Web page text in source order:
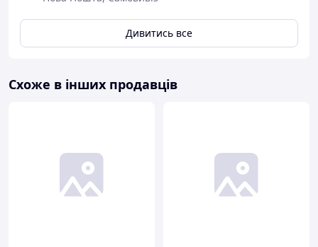
цьому якістю та цінністю своєї продукції.
Дивитись все
Схоже в інших продавців